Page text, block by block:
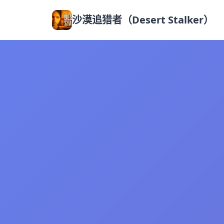
沙漠追猎者（Desert Stalker）